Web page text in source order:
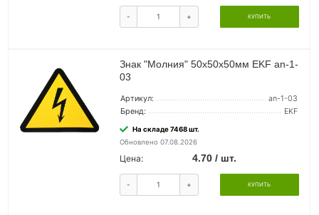
- + КУПИТЬ
Знак "Молния" 50х50х50мм EKF an-1-
03
Артикул:
an-1-03
Бренд:
EKF
На складе 7468 шт.
Обновлено 07.08.2026
Цена: 4.70 / шт.
- + КУПИТЬ